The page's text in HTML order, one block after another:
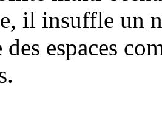
il insuffle un
espaces